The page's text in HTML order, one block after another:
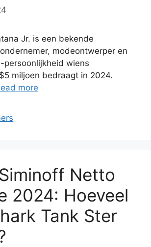
Jr. is een bekende
modeontwerper en
persoonlijkheid wiens
miljoen bedraagt ​​in 2024.
more
Netto
2024: Hoeveel
Tank Ster